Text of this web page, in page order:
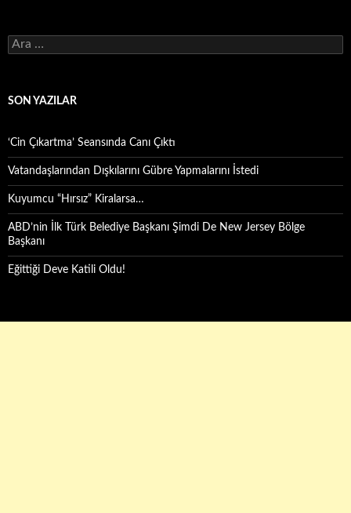
Arama:
SON YAZILAR
‘Cin Çıkartma’ Seansında Canı Çıktı
Vatandaşlarından Dışkılarını Gübre Yapmalarını İstedi
Kuyumcu “Hırsız” Kiralarsa…
ABD’nin İlk Türk Belediye Başkanı Şimdi De New Jersey Bölge
Başkanı
Eğittiği Deve Katili Oldu!